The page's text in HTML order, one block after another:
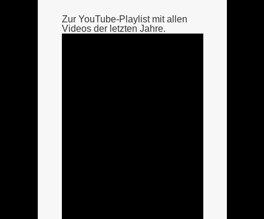
Zur YouTube-Playlist mit allen
Videos der letzten Jahre.